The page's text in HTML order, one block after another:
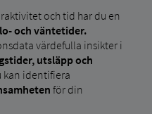
och tid har du en
och väntetider.
värdefulla insikter i
utsläpp och
identifiera
för din